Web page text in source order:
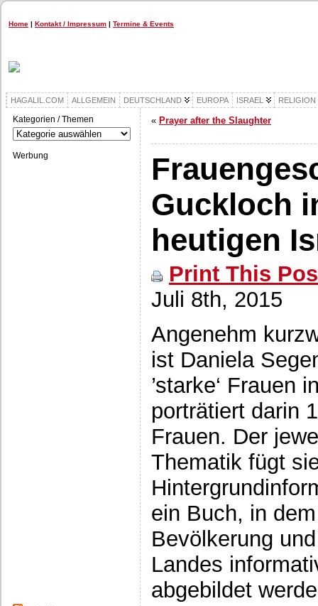
Home | Kontakt / Impressum | Termine & Events
HAGALIL.COM ALLGEMEIN DEUTSCHLAND EUROPA ISRAEL RELIGION
Kategorien / Themen
Kategorien
/
Themen
Werbung
« Prayer after the Slaughter
Guckloch
heutigen
Print This
Juli 8th, 2015
Angenehm
ist Daniela
’starke‘ Frauen
porträtiert darin
Frauen. Der
Thematik fügt
ein Buch, in
Bevölkerung
Landes
abgebildet